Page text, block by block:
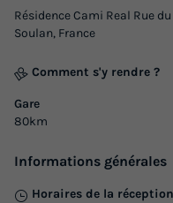
Résidence Cami Real Rue
Soulan, France
Comment s'y rendre ?
Gare
80km
Informations générales
Horaires de la réception